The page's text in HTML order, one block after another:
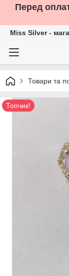
Перед
Miss Silver -
Товари та
Топчик!